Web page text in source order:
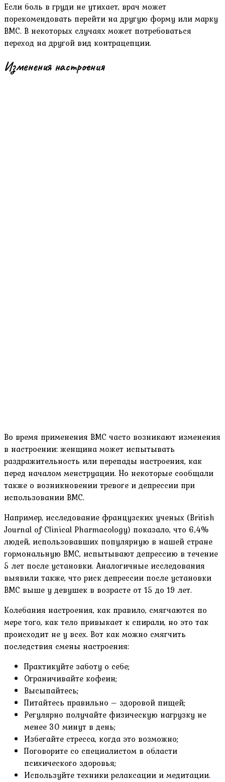
Если боль в груди не утихает, врач может
порекомендовать перейти на другую форму или марку
ВМС. В некоторых случаях может потребоваться
переход на другой вид контрацепции.
Изменения настроения
Во время применения ВМС часто возникают изменения
в настроении: женщина может испытывать
раздражительность или перепады настроения, как
перед началом менструации. Но некоторые сообщали
также о возникновении тревоге и депрессии при
использовании ВМС.
Например, исследование французских ученых (British
Journal of Clinical Pharmacology) показало, что 6,4%
людей, использовавших популярную в нашей стране
гормональную ВМС, испытывают депрессию в течение
5 лет после установки. Аналогичные исследования
выявили также, что риск депрессии после установки
ВМС выше у девушек в возрасте от 15 до 19 лет.
Колебания настроения, как правило, смягчаются по
мере того, как тело привыкает к спирали, но это так
происходит не у всех. Вот как можно смягчить
последствия смены настроения:
Практикуйте заботу о себе;
Ограничивайте кофеин;
Высыпайтесь;
Питайтесь правильно – здоровой пищей;
Регулярно получайте физическую нагрузку не
менее 30 минут в день;
Избегайте стресса, когда это возможно;
Поговорите со специалистом в области
психического здоровья;
Используйте техники релаксации и медитации.